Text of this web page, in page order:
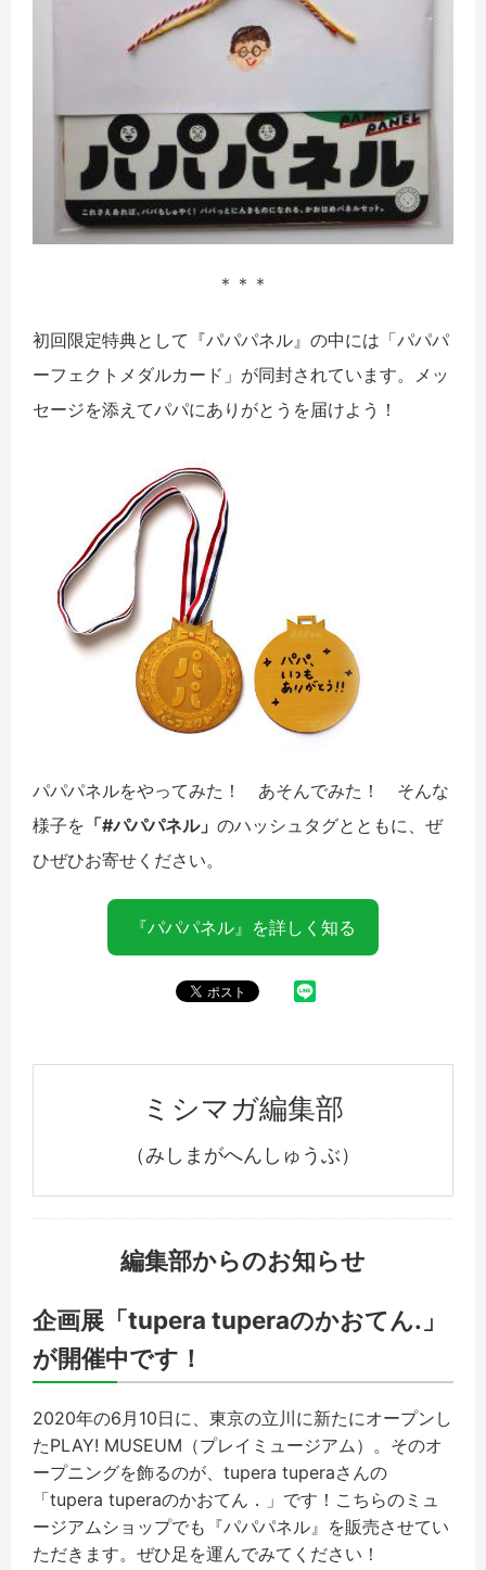
＊＊＊
初回限定特典として『パパパネル』の中には「パパパ
ーフェクトメダルカード」が同封されています。メッ
セージを添えてパパにありがとうを届けよう！
パパパネルをやってみた！ あそんでみた！ そんな
様子を 「#パパパネル」 のハッシュタグとともに、ぜ
ひぜひお寄せください。
『パパパネル』を詳しく知る
ミシマガ編集部
（みしまがへんしゅうぶ）
編集部からのお知らせ
企画展「tupera tuperaのかおてん.」
が開催中です！
2020年の6月10日に、東京の立川に新たにオープンし
たPLAY! MUSEUM（プレイミュージアム）。そのオ
ープニングを飾るのが、tupera tuperaさんの
「tupera tuperaのかおてん．」です！こちらのミュ
ージアムショップでも『パパパネル』を販売させてい
ただきます。ぜひ足を運んでみてください！